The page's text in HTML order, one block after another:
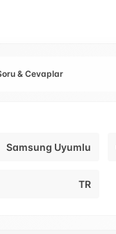
& Cevaplar
Samsung Uyumlu
TR